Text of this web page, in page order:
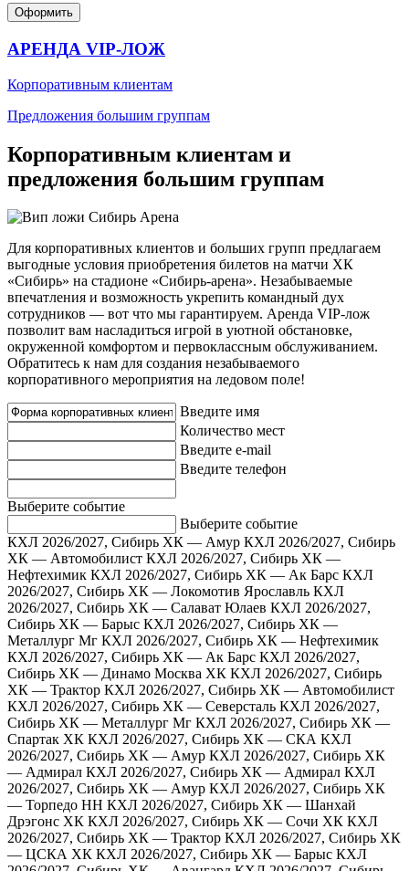
Оформить
АРЕНДА VIP-ЛОЖ
Корпоративным клиентам
Предложения большим группам
Корпоративным клиентам и
предложения большим группам
Для корпоративных клиентов и больших групп предлагаем
выгодные условия приобретения билетов на матчи ХК
«Сибирь» на стадионе «Сибирь-арена». Незабываемые
впечатления и возможность укрепить командный дух
сотрудников — вот что мы гарантируем. Аренда VIP-лож
позволит вам насладиться игрой в уютной обстановке,
окруженной комфортом и первоклассным обслуживанием.
Обратитесь к нам для создания незабываемого
корпоративного мероприятия на ледовом поле!
Введите имя
Количество мест
Введите e-mail
Введите телефон
Выберите событие
Выберите событие
КХЛ 2026/2027, Сибирь ХК — Амур КХЛ 2026/2027, Сибирь
ХК — Автомобилист КХЛ 2026/2027, Сибирь ХК —
Нефтехимик КХЛ 2026/2027, Сибирь ХК — Ак Барс КХЛ
2026/2027, Сибирь ХК — Локомотив Ярославль КХЛ
2026/2027, Сибирь ХК — Салават Юлаев КХЛ 2026/2027,
Сибирь ХК — Барыс КХЛ 2026/2027, Сибирь ХК —
Металлург Мг КХЛ 2026/2027, Сибирь ХК — Нефтехимик
КХЛ 2026/2027, Сибирь ХК — Ак Барс КХЛ 2026/2027,
Сибирь ХК — Динамо Москва ХК КХЛ 2026/2027, Сибирь
ХК — Трактор КХЛ 2026/2027, Сибирь ХК — Автомобилист
КХЛ 2026/2027, Сибирь ХК — Северсталь КХЛ 2026/2027,
Сибирь ХК — Металлург Мг КХЛ 2026/2027, Сибирь ХК —
Спартак ХК КХЛ 2026/2027, Сибирь ХК — СКА КХЛ
2026/2027, Сибирь ХК — Амур КХЛ 2026/2027, Сибирь ХК
— Адмирал КХЛ 2026/2027, Сибирь ХК — Адмирал КХЛ
2026/2027, Сибирь ХК — Амур КХЛ 2026/2027, Сибирь ХК
— Торпедо НН КХЛ 2026/2027, Сибирь ХК — Шанхай
Дрэгонс ХК КХЛ 2026/2027, Сибирь ХК — Сочи ХК КХЛ
2026/2027, Сибирь ХК — Трактор КХЛ 2026/2027, Сибирь ХК
— ЦСКА ХК КХЛ 2026/2027, Сибирь ХК — Барыс КХЛ